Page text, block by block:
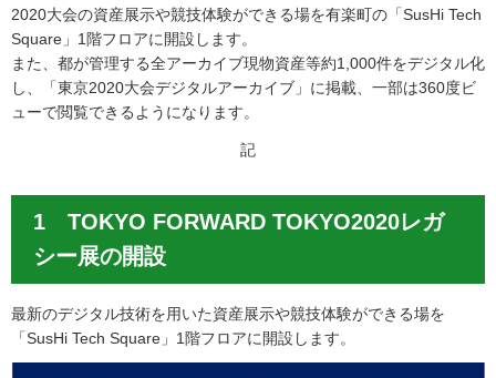
2020大会の資産展示や競技体験ができる場を有楽町の「SusHi Tech
Square」1階フロアに開設します。
また、都が管理する全アーカイブ現物資産等約1,000件をデジタル化
し、「東京2020大会デジタルアーカイブ」に掲載、一部は360度ビ
ューで閲覧できるようになります。
記
1 TOKYO FORWARD TOKYO2020レガ
シー展の開設
最新のデジタル技術を用いた資産展示や競技体験ができる場を
「SusHi Tech Square」1階フロアに開設します。